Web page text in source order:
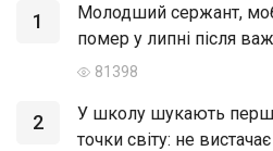
1
Молодший сержант,
помер у липні після
81398
2
У школу шукають
точки світу: не